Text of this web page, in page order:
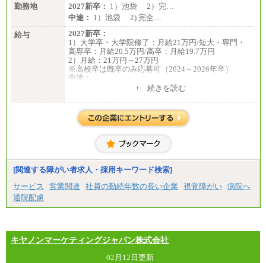
勤務地
2027新卒： 1）池袋 2）完…
中途： 1）池袋 2) 完全…
給与
2027新卒：
1）大学卒・大学院修了：月給21万円/短大・専門・
高専卒：月給20.5万円/高卒：月給19.7万円
2）月給：21万円～27万円
※高校卒は既卒のみ応募可（2024～2026年卒）
中途：
1）月給：21万円～25万円+ 続きを読む
[関連する障がい者求人・採用キーワード検索]
サービス
営業関連 社員の勤続年数の長い企業 視覚障がい 病院へ
通院配慮
キヤノンマーケティングジャパン株式会社
02月12日更新